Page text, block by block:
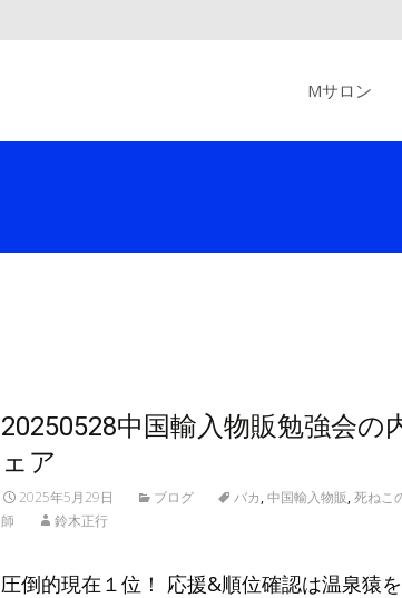
Mサロン
20250528中国輸入物販勉強会の
ェア
2025年5月29日 ブログ バカ,中国輸入物販,死ねこ
師
鈴木正行
圧倒的現在１位！ 応援&順位確認は温泉猿